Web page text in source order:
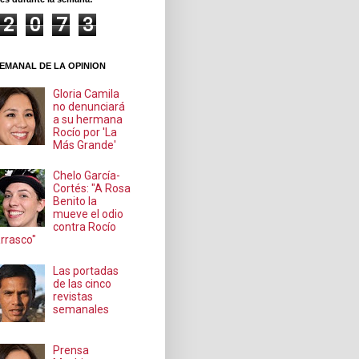
2 0 7
3
DE LA OPINION
Gloria Camila
no denunciará
a su hermana
Rocío por 'La
Más Grande'
Chelo García-
Cortés: "A Rosa
Benito la
mueve el odio
contra Rocío
Las portadas
de las cinco
revistas
semanales
Prensa